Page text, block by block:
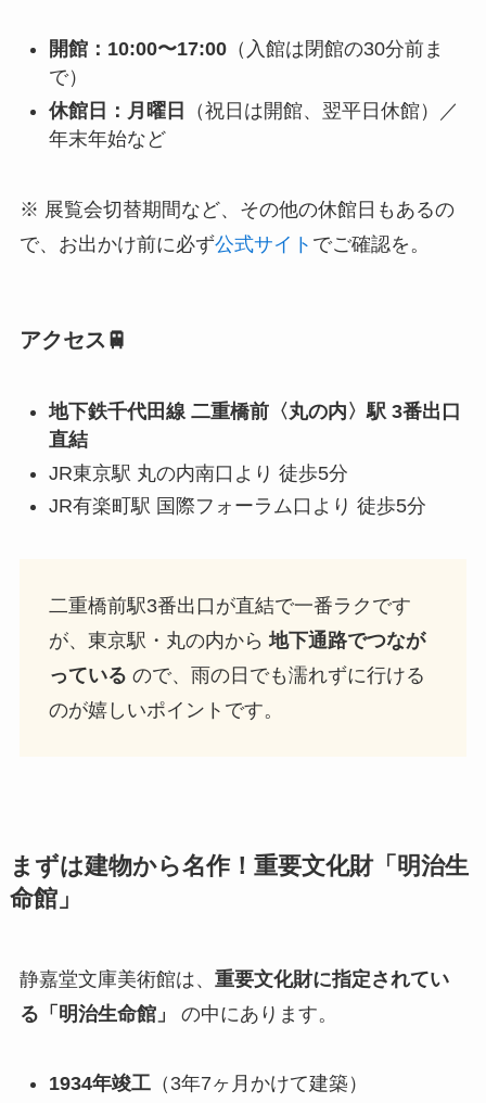
開館：10:00〜17:00（入館は閉館の30分前ま
で）
休館日：月曜日
（祝日は開館、翌平日休館）／
年末年始など
※ 展覧会切替期間など、その他の休館日もあるの
で、お出かけ前に必ず公式サイト でご確認を。
アクセス🚆
地下鉄千代田線 二重橋前〈丸の内〉駅 3番出口
直結
JR東京駅 丸の内南口より 徒歩5分
JR有楽町駅 国際フォーラム口より 徒歩5分
二重橋前駅3番出口が直結で一番ラクです
が、東京駅・丸の内から地下通路でつなが
っている ので、雨の日でも濡れずに行ける
のが嬉しいポイントです。
まずは建物から名作！重要文化財「明治生
命館」
静嘉堂文庫美術館は、 重要文化財に指定されてい
る「明治生命館」
の中にあります。
1934年竣工（3年7ヶ月かけて建築）